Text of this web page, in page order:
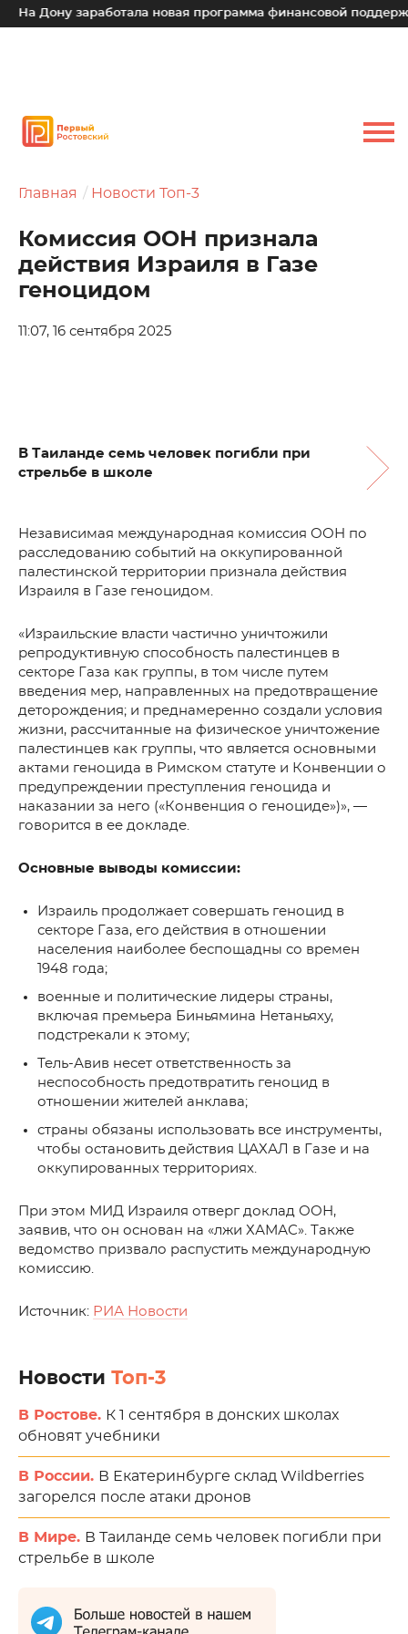
Дону заработала новая программа финансовой поддержки
Главная Новости Топ-3
Комиссия ООН признала
действия Израиля в Газе
геноцидом
11:07, 16 сентября 2025
В Таиланде семь человек погибли при
стрельбе в школе
Независимая международная комиссия ООН по
расследованию событий на оккупированной
палестинской территории признала действия
Израиля в Газе геноцидом.
«Израильские власти частично уничтожили
репродуктивную способность палестинцев в
секторе Газа как группы, в том числе путем
введения мер, направленных на предотвращение
деторождения; и преднамеренно создали условия
жизни, рассчитанные на физическое уничтожение
палестинцев как группы, что является основными
актами геноцида в Римском статуте и Конвенции о
предупреждении преступления геноцида и
наказании за него («Конвенция о геноциде»)», —
говорится в ее докладе.
Основные выводы комиссии:
Израиль продолжает совершать геноцид в
секторе Газа, его действия в отношении
населения наиболее беспощадны со времен
1948 года;
военные и политические лидеры страны,
включая премьера Биньямина Нетаньяху,
подстрекали к этому;
Тель-Авив несет ответственность за
неспособность предотвратить геноцид в
отношении жителей анклава;
страны обязаны использовать все инструменты,
чтобы остановить действия ЦАХАЛ в Газе и на
оккупированных территориях.
При этом МИД Израиля отверг доклад ООН,
заявив, что он основан на «лжи ХАМАС». Также
ведомство призвало распустить международную
комиссию.
Источник: РИА Новости
Новости Топ-3
В Ростове. К 1 сентября в донских школах
обновят учебники
В России. В Екатеринбурге склад Wildberries
загорелся после атаки дронов
В Мире. В Таиланде семь человек погибли при
стрельбе в школе